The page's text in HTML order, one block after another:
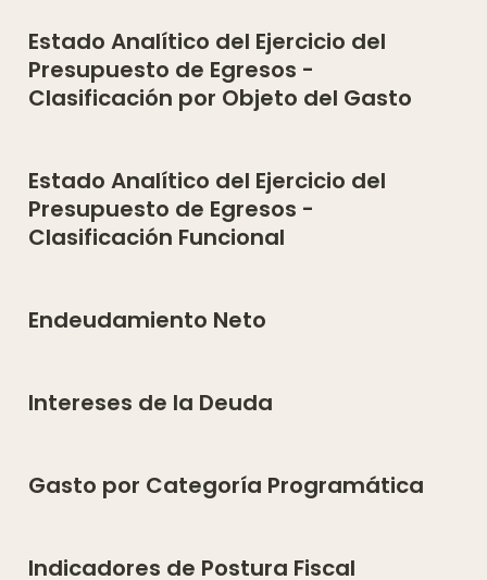
Estado Analítico del Ejercicio del
Presupuesto de Egresos -
Clasificación por Objeto del Gasto
Estado Analítico del Ejercicio del
Presupuesto de Egresos -
Clasificación Funcional
Endeudamiento Neto
Intereses de la Deuda
Gasto por Categoría Programática
Indicadores de Postura Fiscal